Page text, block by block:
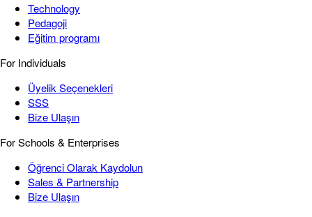
Technology
Pedagoji
Eğitim programı
For Individuals
Üyelik Seçenekleri
SSS
Bize Ulaşın
For Schools & Enterprises
Öğrenci Olarak Kaydolun
Sales & Partnership
Bize Ulaşın